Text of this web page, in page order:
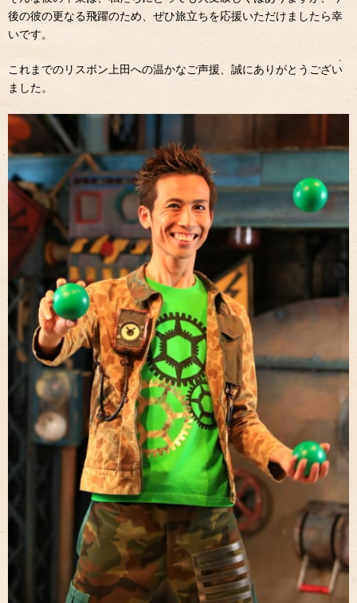
後の彼の更なる飛躍のため、ぜひ旅立ちを応援いただけましたら幸
いです。
これまでのリスボン上田への温かなご声援、誠にありがとうござい
ました。